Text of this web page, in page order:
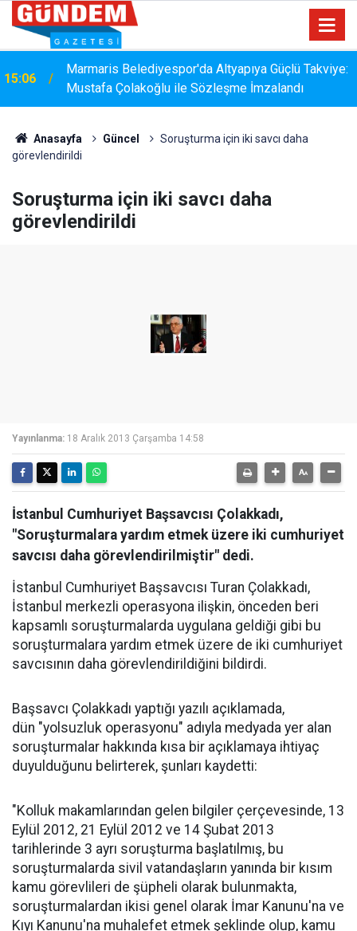
15:06
Marmaris Belediyespor'da Altyapıya Güçlü Takviye:
Mustafa Çolakoğlu ile Sözleşme İmzalandı
Anasayfa Güncel
Soruşturma için iki savcı daha
görevlendirildi
Soruşturma için iki savcı daha
görevlendirildi
Yayınlanma: 18 Aralık 2013 Çarşamba 14:58
İstanbul Cumhuriyet Başsavcısı Çolakkadı,
"Soruşturmalara yardım etmek üzere iki cumhuriyet
savcısı daha görevlendirilmiştir" dedi.
İstanbul Cumhuriyet Başsavcısı Turan Çolakkadı,
İstanbul merkezli operasyona ilişkin, önceden beri
kapsamlı soruşturmalarda uygulana geldiği gibi bu
soruşturmalara yardım etmek üzere de iki cumhuriyet
savcısının daha görevlendirildiğini bildirdi.
Başsavcı Çolakkadı yaptığı yazılı açıklamada,
dün "yolsuzluk operasyonu" adıyla medyada yer alan
soruşturmalar hakkında kısa bir açıklamaya ihtiyaç
duyulduğunu belirterek, şunları kaydetti:
"Kolluk makamlarından gelen bilgiler çerçevesinde, 13
Eylül 2012, 21 Eylül 2012 ve 14 Şubat 2013
tarihlerinde 3 ayrı soruşturma başlatılmış, bu
soruşturmalarda sivil vatandaşların yanında bir kısım
kamu görevlileri de şüpheli olarak bulunmakta,
soruşturmalardan ikisi genel olarak İmar Kanunu'na ve
Kıyı Kanunu'na muhalefet etmek şeklinde olup, kamu